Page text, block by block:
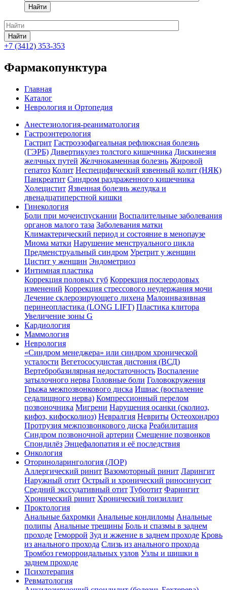
Найти
Найти
+7 (3412) 353-353
Фармакопунктура
Главная
Каталог
Неврология и Ортопедия
Анестезиология-реаниматология
Гастроэнтерология
Гастрит Гастроэзофагеальная рефлюксная болезнь
(ГЭРБ) Дивертикулез толстого кишечника Дискинезия
желчных путей Желчнокаменная болезнь Жировой
гепатоз Колит Неспецифический язвенный колит (НЯК)
Панкреатит Синдром раздраженного кишечника
Холецистит Язвенная болезнь желудка и
двенадцатиперстной кишки
Гинекология
Боли при мочеиспускании Воспалительные заболевания
органов малого таза Заболевания матки
Климактерический период и состояние в менопаузе
Миома матки Нарушение менструального цикла
Предменструальный синдром Уретрит у женщин
Цистит у женщин Эндометриоз
Интимная пластика
Коррекция половых губ Коррекция послеродовых
изменений Коррекция стрессового неудержания мочи
Лечение склерозирующего лихена Малоинвазивная
перинеопластика (LONG LIFT) Пластика клитора
Увеличение зоны G
Кардиология
Маммология
Неврология
«Синдром менеджера» или синдром хронической
усталости Вегетососудистая дистония (ВСД)
Вертебробазилярная недостаточность Воспаление
затылочного нерва Головные боли Головокружения
Грыжа межпозвонкового диска Ишиас (воспаление
седалищного нерва) Компрессионный перелом
позвоночника Мигрени Нарушения осанки (сколиоз,
кифоз, кифосколиоз) Невралгия Невриты Остеохондроз
Протрузия межпозвонкового диска Реабилитация
Синдром позвоночной артерии Смещение позвонков
Спондилёз Энцефалопатия и её последствия
Онкология
Оториноларингология (ЛОР)
Аллергический ринит Вазомоторный ринит Ларингит
Наружный отит Острый и хронический риносинусит
Средний экссудативный отит Тубоотит Фарингит
Хронический ринит Хронический тонзиллит
Проктология
Анальные бахромки Анальные кондиломы Анальные
полипы Анальные трещины Боль и спазмы в заднем
проходе Геморрой Зуд и жжение в заднем проходе Кровь
из анального прохода Слизь из анального прохода
Тромбоз геморроидальных узлов Узлы и шишки в
заднем проходе
Психотерапия
Ревматология